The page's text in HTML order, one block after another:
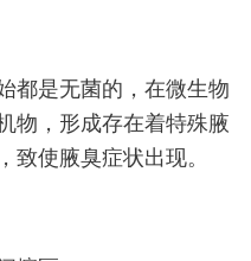
是无菌的，在微生物
物，形成存在着特殊腋
致使腋臭症状出现。